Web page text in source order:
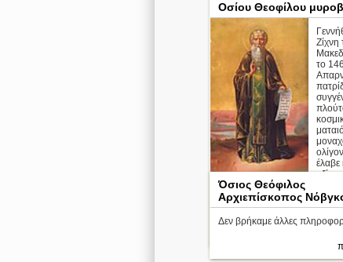
Οσίου Θεοφίλου
Ζίχνη
το
έλαβε
ιερωσύνης. ...
Όσιος Θεόφιλος
Αρχιεπίσκοπος
Δεν βρήκαμε άλλες